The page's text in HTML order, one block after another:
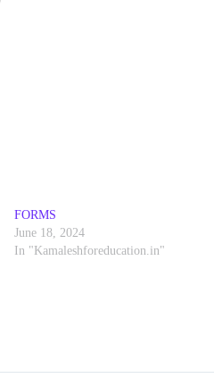
FORMS
June 18, 2024
In "Kamaleshforeducation.in"